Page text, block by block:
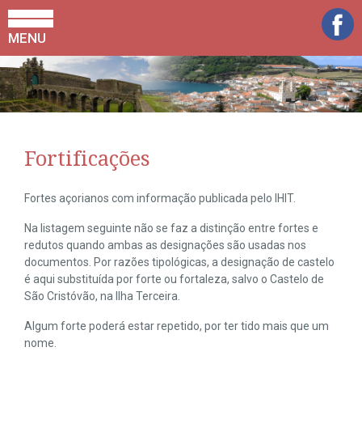
MENU
Fortificações
Fortes açorianos com informação publicada pelo IHIT.
Na listagem seguinte não se faz a distinção entre fortes e
redutos quando ambas as designações são usadas nos
documentos. Por razões tipológicas, a designação de castelo
é aqui substituída por forte ou fortaleza, salvo o Castelo de
São Cristóvão, na Ilha Terceira.
Algum forte poderá estar repetido, por ter tido mais que um
nome.